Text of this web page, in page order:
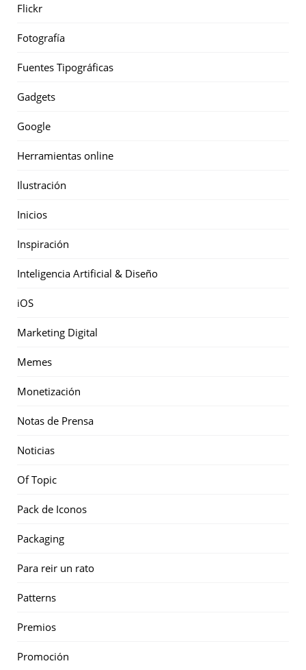
Flickr
Fotografía
Fuentes Tipográficas
Gadgets
Google
Herramientas online
Ilustración
Inicios
Inspiración
Inteligencia Artificial & Diseño
iOS
Marketing Digital
Memes
Monetización
Notas de Prensa
Noticias
Of Topic
Pack de Iconos
Packaging
Para reir un rato
Patterns
Premios
Promoción